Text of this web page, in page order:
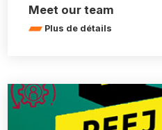
Meet our team
Plus de détails